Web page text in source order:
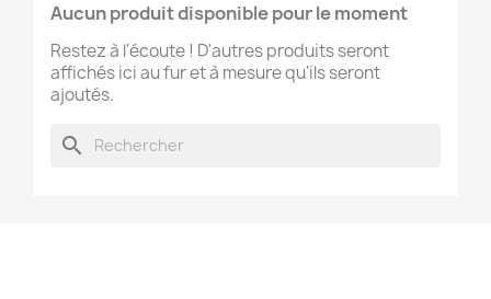
Aucun produit disponible pour le moment
Restez à l'écoute ! D'autres produits seront
affichés ici au fur et à mesure qu'ils seront
ajoutés.
search